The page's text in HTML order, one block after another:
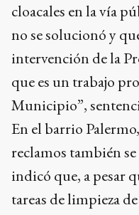
cloacales en la vía
no se solucionó y
intervención de la
que es un trabajo
Municipio”,
En el barrio
reclamos también
indicó que, a pesar
tareas de limpieza